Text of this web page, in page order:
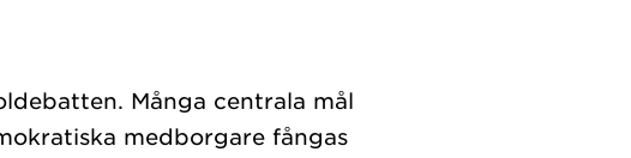
Många centrala mål
medborgare fångas